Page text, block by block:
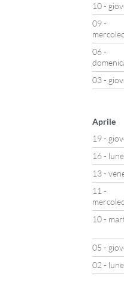
10 -
09 -
06 -
03 -
Aprile
19 -
16 -
13 -
11 -
10 -
05 -
02 -